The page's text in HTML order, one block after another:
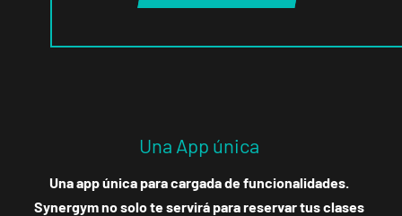
Una App única
Una app única para cargada de funcionalidades.
Synergym no solo te servirá para reservar tus clases